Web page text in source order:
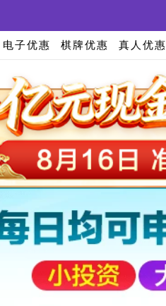
电子优惠 棋牌优惠 真人优惠